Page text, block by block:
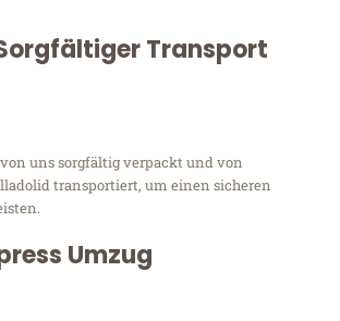
Transport
uns sorgfältig verpackt und von
transportiert, um einen sicheren
Umzug